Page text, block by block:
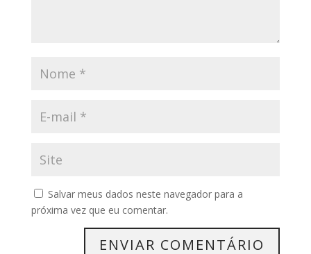
Salvar meus dados neste navegador para a
próxima vez que eu comentar.